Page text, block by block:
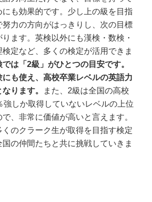
にも効果的です。少し上の級を目指
努力の方向がはっきりし、次の目標
ります。英検以外にも漢検・数検・
定など、多くの検定が活用できま
では「2級」がひとつの目安です。
にも使え、高校卒業レベルの英語力
ります。
また、2級は全国の高校
強しか取得していないレベルの上位
、非常に価値が高いと言えます。
くのクラーク生が取得を目指す検定
国の仲間たちと共に挑戦していきま